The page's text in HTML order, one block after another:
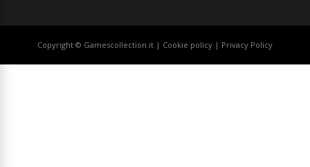
Copyright © Gamescollection.it | Cookie policy | Privacy Policy